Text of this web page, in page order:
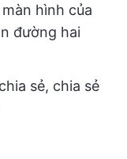
hình của
đường hai
sẻ, chia sẻ